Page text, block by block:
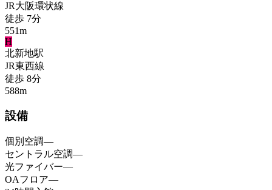
JR大阪環状線
徒歩 7分
551m
H
北新地駅
JR東西線
徒歩 8分
588m
設備
個別空調—
セントラル空調—
光ファイバー—
OAフロア—